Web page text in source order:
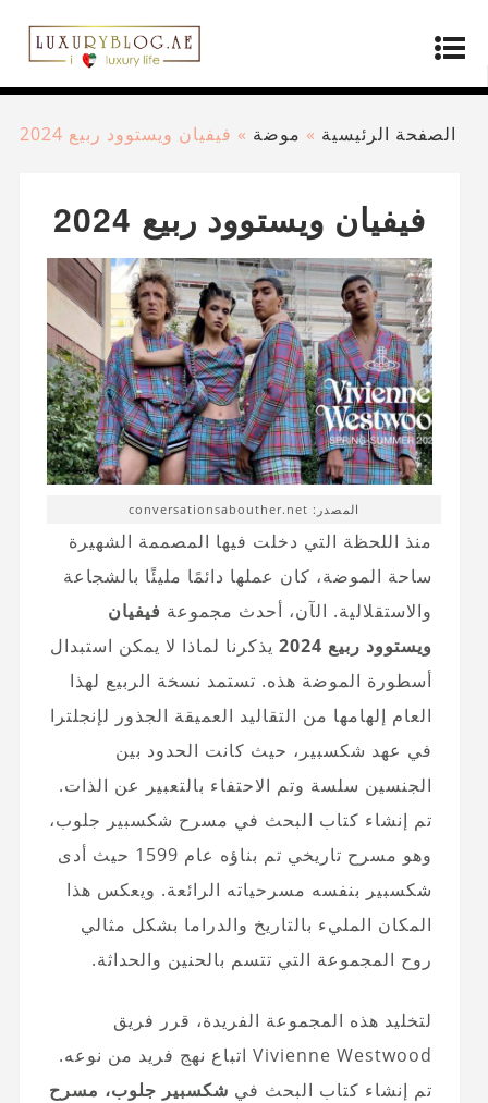
الصفحة الرئيسية » موضة » فيفيان ويستوود ربيع 2024
فيفيان ويستوود ربيع 2024
المصدر: conversationsabouther.net
منذ اللحظة التي دخلت فيها المصممة الشهيرة
ساحة الموضة، كان عملها دائمًا مليئًا بالشجاعة
والاستقلالية. الآن، أحدث مجموعة فيفيان
ويستوود ربيع 2024
يذكرنا لماذا لا يمكن استبدال
أسطورة الموضة هذه. تستمد نسخة الربيع لهذا
العام إلهامها من التقاليد العميقة الجذور لإنجلترا
في عهد شكسبير، حيث كانت الحدود بين
الجنسين سلسة وتم الاحتفاء بالتعبير عن الذات.
تم إنشاء كتاب البحث في مسرح شكسبير جلوب،
وهو مسرح تاريخي تم بناؤه عام 1599 حيث أدى
شكسبير بنفسه مسرحياته الرائعة. ويعكس هذا
المكان المليء بالتاريخ والدراما بشكل مثالي
روح المجموعة التي تتسم بالحنين والحداثة.
لتخليد هذه المجموعة الفريدة، قرر فريق
Vivienne Westwood اتباع نهج فريد من نوعه.
تم إنشاء كتاب البحث في شكسبير جلوب، مسرح